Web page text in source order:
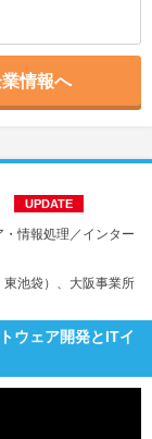
情報へ
情報処理／インター
東池袋）、大阪事業所
UPDATE
ウェア開発とITイ